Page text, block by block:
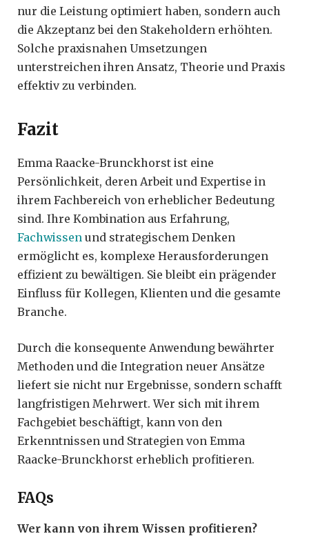
nur die Leistung optimiert haben, sondern auch
die Akzeptanz bei den Stakeholdern erhöhten.
Solche praxisnahen Umsetzungen
unterstreichen ihren Ansatz, Theorie und Praxis
effektiv zu verbinden.
Fazit
Emma Raacke-Brunckhorst ist eine
Persönlichkeit, deren Arbeit und Expertise in
ihrem Fachbereich von erheblicher Bedeutung
sind. Ihre Kombination aus Erfahrung,
Fachwissen und strategischem Denken
ermöglicht es, komplexe Herausforderungen
effizient zu bewältigen. Sie bleibt ein prägender
Einfluss für Kollegen, Klienten und die gesamte
Branche.
Durch die konsequente Anwendung bewährter
Methoden und die Integration neuer Ansätze
liefert sie nicht nur Ergebnisse, sondern schafft
langfristigen Mehrwert. Wer sich mit ihrem
Fachgebiet beschäftigt, kann von den
Erkenntnissen und Strategien von Emma
Raacke-Brunckhorst erheblich profitieren.
FAQs
Wer kann von ihrem Wissen profitieren?